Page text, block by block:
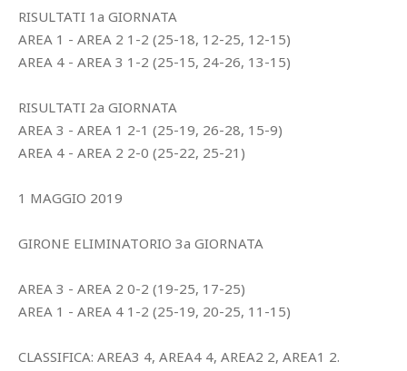
RISULTATI 1a GIORNATA
AREA 1 - AREA 2 1-2 (25-18, 12-25, 12-15)
AREA 4 - AREA 3 1-2 (25-15, 24-26, 13-15)
RISULTATI 2a GIORNATA
AREA 3 - AREA 1 2-1 (25-19, 26-28, 15-9)
AREA 4 - AREA 2 2-0 (25-22, 25-21)
1 MAGGIO 2019
GIRONE ELIMINATORIO 3a GIORNATA
AREA 3 - AREA 2 0-2 (19-25, 17-25)
AREA 1 - AREA 4 1-2 (25-19, 20-25, 11-15)
CLASSIFICA: AREA3 4, AREA4 4, AREA2 2, AREA1 2.